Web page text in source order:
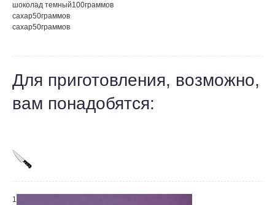
шоколад темный100граммов
сахар50граммов
сахар50граммов
Для приготовления, возможно,
вам понадобятся:
1